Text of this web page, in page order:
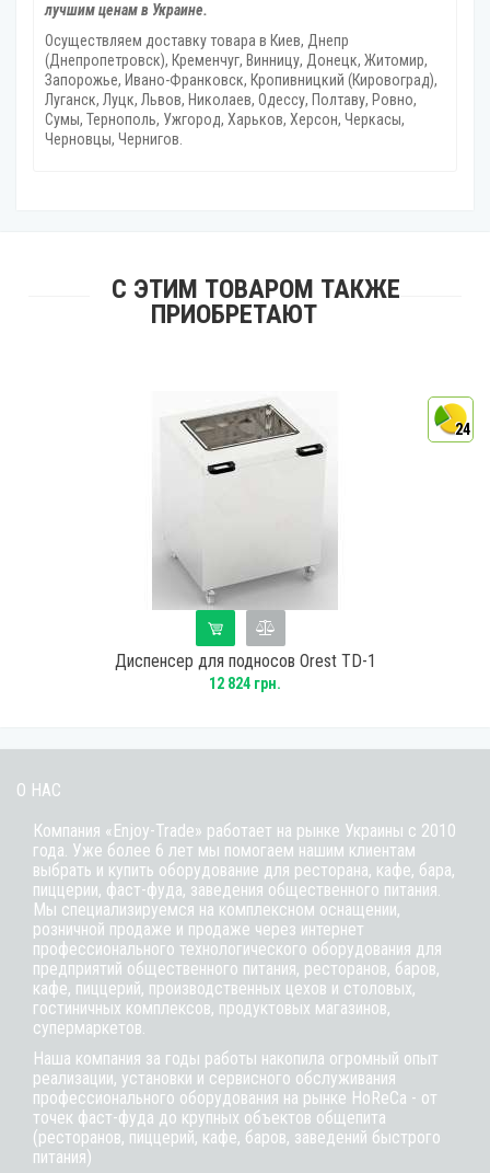
лучшим ценам в Украине.
Осуществляем доставку товара в Киев, Днепр
(Днепропетровск), Кременчуг, Винницу, Донецк‎, Житомир,
Запорожье, Ивано-Франковск, Кропивницкий‎ (Кировоград),
Луганск, Луцк, Львов, Николаев, Одессу, Полтаву, Ровно,
Сумы, Тернополь, Ужгород‎, Харьков, Херсон‎, Черкасы,
Черновцы, Чернигов.
С ЭТИМ ТОВАРОМ ТАКЖЕ
ПРИОБРЕТАЮТ
24
Диспенсер для подносов Orest TD-1
12 824 грн.
О НАС
Компания «Enjoy-Trade» работает на рынке Украины с 2010
года. Уже более 6 лет мы помогаем нашим клиентам
выбрать и купить оборудование для ресторана, кафе, бара,
пиццерии, фаст-фуда, заведения общественного питания.
Мы специализируемся на комплексном оснащении,
розничной продаже и продаже через интернет
профессионального технологического оборудования для
предприятий общественного питания, ресторанов, баров,
кафе, пиццерий, производственных цехов и столовых,
гостиничных комплексов, продуктовых магазинов,
супермаркетов.
Наша компания за годы работы накопила огромный опыт
реализации, установки и сервисного обслуживания
профессионального оборудования на рынке HoReCa - от
точек фаст-фуда до крупных объектов общепита
(ресторанов, пиццерий, кафе, баров, заведений быстрого
питания)